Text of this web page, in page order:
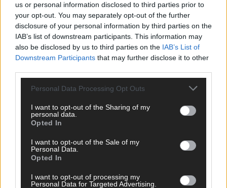
us or personal information disclosed to third parties prior to
your opt-out. You may separately opt-out of the further
disclosure of your personal information by third parties on the
IAB’s list of downstream participants. This information may
also be disclosed by us to third parties on the IAB’s List of
Downstream Participants that may further disclose it to other
Personal Data Processing Opt Outs
I want to opt-out of the Sharing of my
personal data.
Opted In
I want to opt-out of the Sale of my
Personal Data.
Opted In
I want to opt-out of processing my
Personal Data for Targeted Advertising.
DIREKT ZUM THEMA
Politik & Co
Money Matters
Tipps & Tricks
Specials